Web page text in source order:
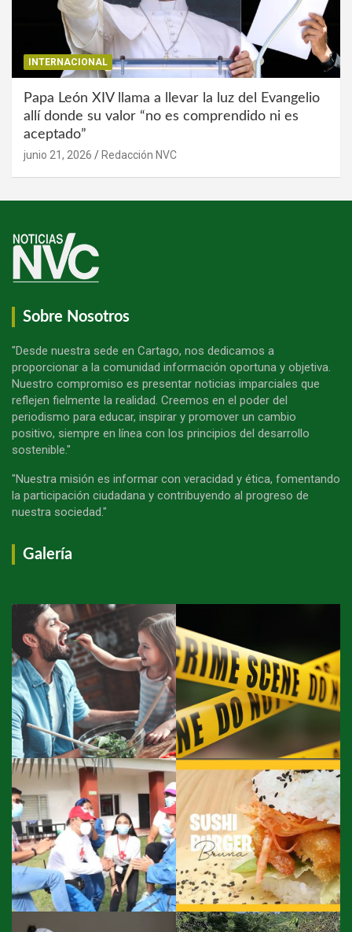
INTERNACIONAL
Papa León XIV llama a llevar la luz del Evangelio
allí donde su valor “no es comprendido ni es
aceptado”
junio 21, 2026 Redacción NVC
Sobre Nosotros
"Desde nuestra sede en Cartago, nos dedicamos a
proporcionar a la comunidad información oportuna y objetiva.
Nuestro compromiso es presentar noticias imparciales que
reflejen fielmente la realidad. Creemos en el poder del
periodismo para educar, inspirar y promover un cambio
positivo, siempre en línea con los principios del desarrollo
sostenible."
"Nuestra misión es informar con veracidad y ética, fomentando
la participación ciudadana y contribuyendo al progreso de
nuestra sociedad."
Galería